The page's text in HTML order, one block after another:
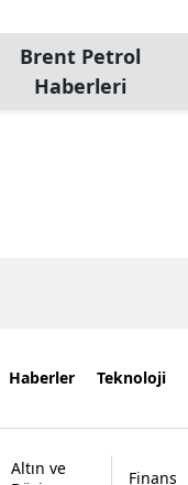
Brent Petrol
Haberleri
Haberler Teknoloji
Altın ve
Finans